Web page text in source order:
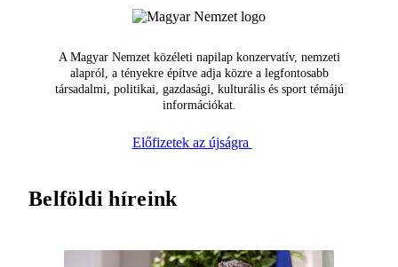
A Magyar Nemzet közéleti napilap konzervatív, nemzeti
alapról, a tényekre építve adja közre a legfontosabb
társadalmi, politikai, gazdasági, kulturális és sport témájú
információkat.
Előfizetek az újságra
Belföldi híreink